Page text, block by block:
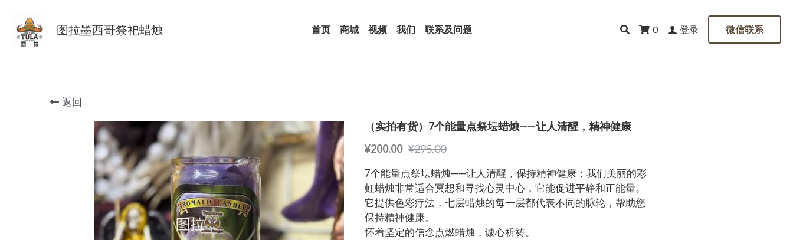
图拉墨西哥祭祀蜡烛 首页 商城 视频 我们 联系及问题 0 登录 微信联系
返回
（实拍有货）7个能量点祭坛蜡烛——让人清醒，精神健康
¥200.00 ¥295.00
7个能量点祭坛蜡烛——让人清醒，保持精神健康：我们美丽的彩
虹蜡烛非常适合冥想和寻找心灵中心，它能促进平静和正能量。
它提供色彩疗法，七层蜡烛的每一层都代表不同的脉轮，帮助您
保持精神健康。
怀着坚定的信念点燃蜡烛，诚心祈祷。